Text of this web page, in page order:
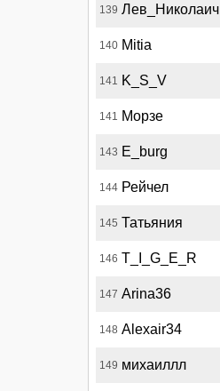
139 Лев_Николаич
140 Mitia
141 K_S_V
141 Морзе
143 E_burg
144 Рейчел
145 Татьяния
146 T_I_G_E_R
147 Arina36
148 Alexair34
149 михаиллл